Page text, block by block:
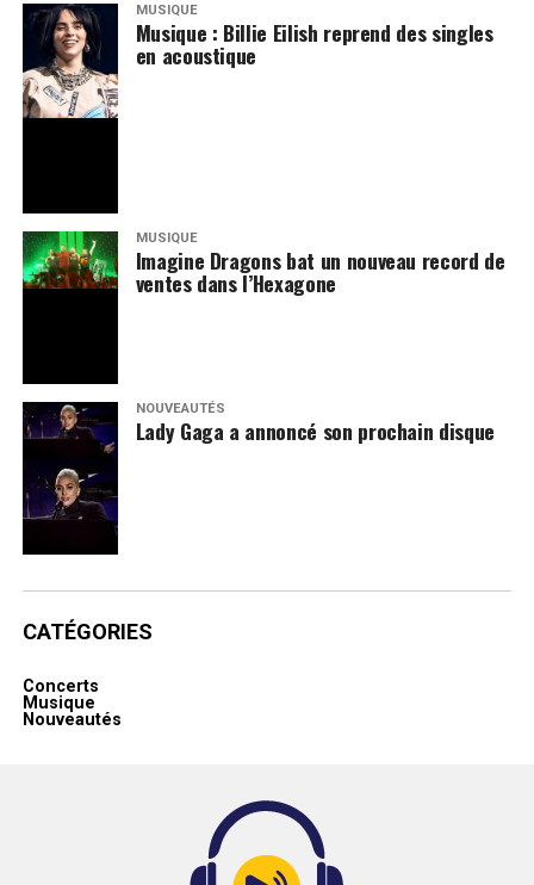
MUSIQUE
Musique : Billie Eilish reprend des singles
en acoustique
MUSIQUE
Imagine Dragons bat un nouveau record de
ventes dans l’Hexagone
NOUVEAUTÉS
Lady Gaga a annoncé son prochain disque
CATÉGORIES
Concerts
Musique
Nouveautés